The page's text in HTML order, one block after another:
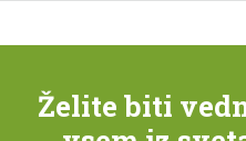
Želite biti